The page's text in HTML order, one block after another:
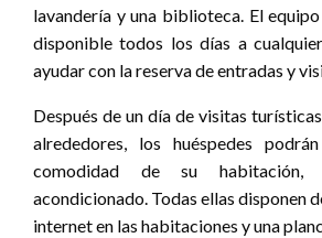
lavandería y una biblioteca. El
disponible todos los días a
ayudar con la reserva de entradas y
Después de un día de visitas
alrededores, los huéspedes
comodidad de su
acondicionado. Todas ellas disponen
internet en las habitaciones y una